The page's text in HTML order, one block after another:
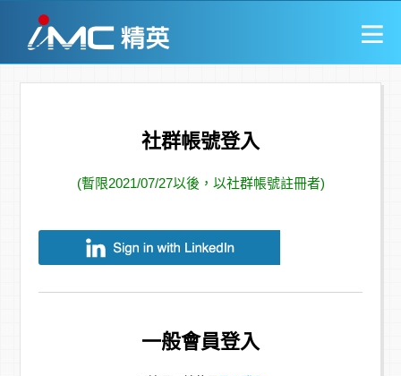
社群帳號登入
(暫限2021/07/27以後，以社群帳號註冊者)
一般會員登入